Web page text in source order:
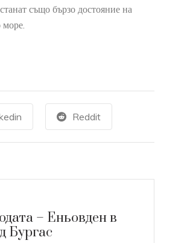
също бързо достояние на
море.
Reddit
– Еньовден в
Бургас